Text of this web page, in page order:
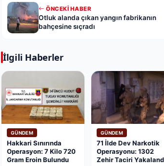
ÖNCEKI HABER
Otluk alanda çıkan yangın fabrikanın
bahçesine sıçradı
İlgili Haberler
GÜNDEM
Hakkari Sınırında
Operasyon: 7 Kilo 720
Gram Eroin Bulundu
GÜNDEM
71 İlde Dev Narkotik
Operasyonu: 1302
Zehir Taciri